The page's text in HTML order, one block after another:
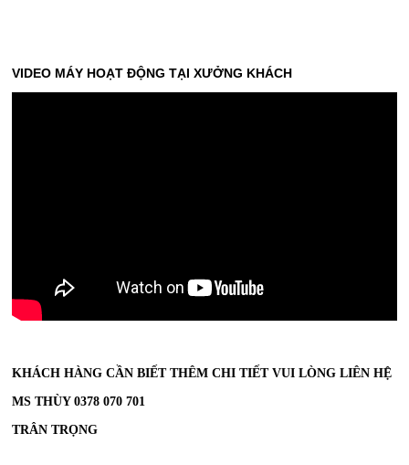
VIDEO MÁY HOẠT ĐỘNG TẠI XƯỞNG KHÁCH
KHÁCH HÀNG CẦN BIẾT THÊM CHI TIẾT VUI LÒNG LIÊN HỆ
MS THÙY 0378 070 701
TRÂN TRỌNG